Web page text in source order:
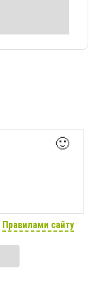
🙂
Правилами сайту